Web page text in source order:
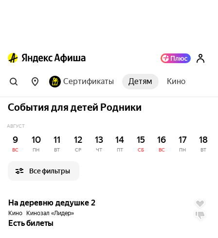
Сертификаты Детям Кино
События для детей Родники
АВГУСТ
9
ВС
10
ПН
11
ВТ
12
СР
13
ЧТ
14
ПТ
15
СБ
16
ВС
17
ПН
18
ВТ
Все фильтры
7.0
На деревню дедушке 2
Кино Кинозал «Лидер»
Есть билеты